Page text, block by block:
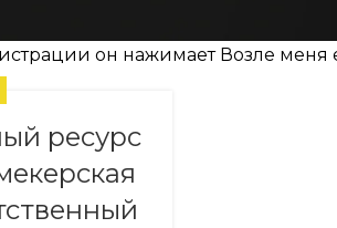
он нажимает Возле
ресурс